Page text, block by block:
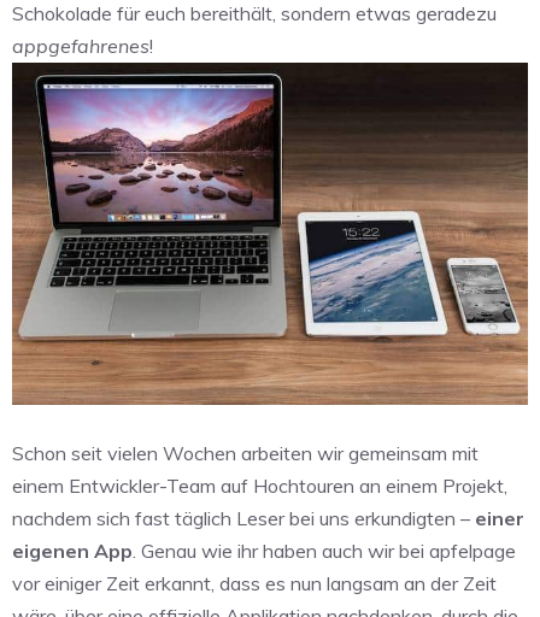
Schokolade für euch bereithält, sondern etwas geradezu
appgefahrenes!
Schon seit vielen Wochen arbeiten wir gemeinsam mit
einem Entwickler-Team auf Hochtouren an einem Projekt,
nachdem sich fast täglich Leser bei uns erkundigten – einer
eigenen App. Genau wie ihr haben auch wir bei apfelpage
vor einiger Zeit erkannt, dass es nun langsam an der Zeit